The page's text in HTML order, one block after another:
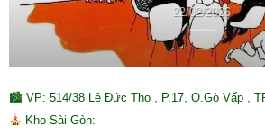
22/02/2026
🏙 VP: 514/38 Lê Đức Thọ , P.17, Q.Gò Vấp ,
Kho Sài Gòn: